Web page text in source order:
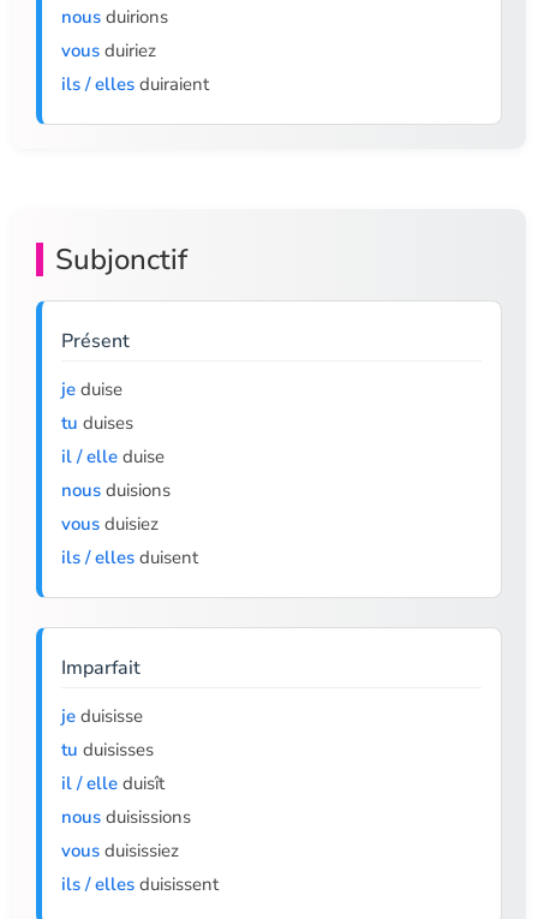
nous duirions
vous duiriez
ils / elles duiraient
Subjonctif
Présent
je duise
tu duises
il / elle duise
nous duisions
vous duisiez
ils / elles duisent
Imparfait
je duisisse
tu duisisses
il / elle duisît
nous duisissions
vous duisissiez
ils / elles duisissent